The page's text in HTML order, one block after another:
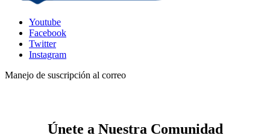
Youtube
Facebook
Twitter
Instagram
Manejo de suscripción al correo
Únete a Nuestra Comunidad